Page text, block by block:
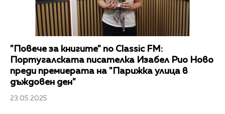
"Повече за книгите" по Classic FM:
Португалската писателка Изабел Рио Ново
преди премиерата на "Парижка улица в
дъждовен ден"
23.05.2025